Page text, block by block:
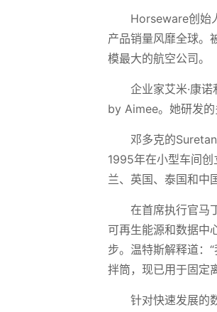
Horseware创始
产品销量风靡全球。
模最大的航空公司。
企业家艾米·康
by Aimee。她研发的
邓多克的
1995年在小型车间
兰、英国、泰国和中
在首席执行官马
可再生能源和数据中
步。温特斯解释道：
拌筒，现已用于固定
针对快速发展的